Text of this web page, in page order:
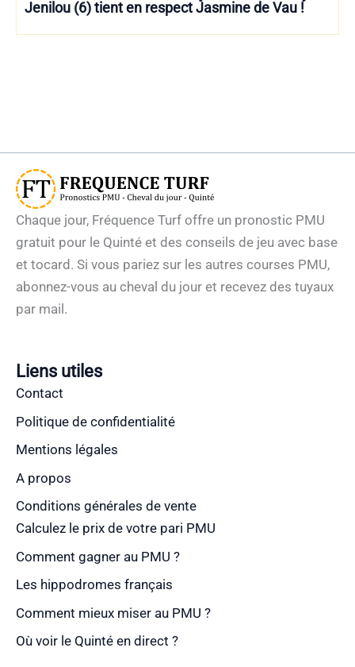
Jenilou (6) tient en respect Jasmine de Vau !
Chaque jour, Fréquence Turf offre un pronostic PMU
gratuit pour le Quinté et des conseils de jeu avec base
et tocard. Si vous pariez sur les autres courses PMU,
abonnez-vous au cheval du jour et recevez des tuyaux
par mail.
Liens utiles
Contact
Politique de confidentialité
Mentions légales
A propos
Conditions générales de vente
Calculez le prix de votre pari PMU
Comment gagner au PMU ?
Les hippodromes français
Comment mieux miser au PMU ?
Où voir le Quinté en direct ?